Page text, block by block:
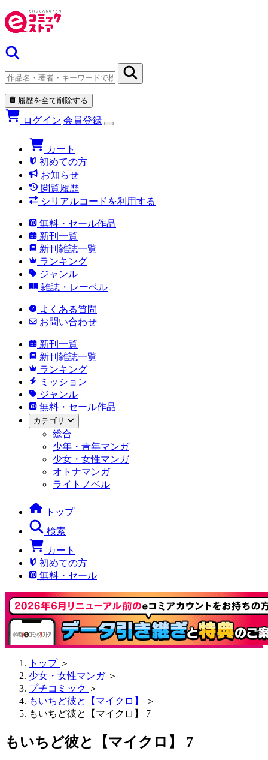
履歴を全て削除する
ログイン 会員登録
カート
初めての方
お知らせ
閲覧履歴
シリアルコードを利用する
無料・セール作品
新刊一覧
新刊雑誌一覧
ランキング
ジャンル
雑誌・レーベル
よくある質問
お問い合わせ
新刊一覧
新刊雑誌一覧
ランキング
ミッション
ジャンル
無料・セール作品
カテゴリ
総合
少年・青年マンガ
少女・女性マンガ
オトナマンガ
ライトノベル
トップ
検索
カート
初めての方
無料・セール
トップ ＞
少女・女性マンガ ＞
プチコミック ＞
もいちど彼と【マイクロ】
＞
もいちど彼と【マイクロ】 7
もいちど彼と【マイクロ】 7